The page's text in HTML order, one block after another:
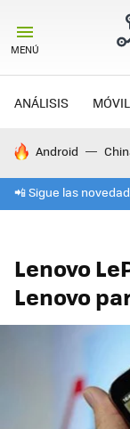
MENÚ
ANÁLISIS
HOY SE HABLA
Android
📲 Sigue las
Lenovo
Lenovo